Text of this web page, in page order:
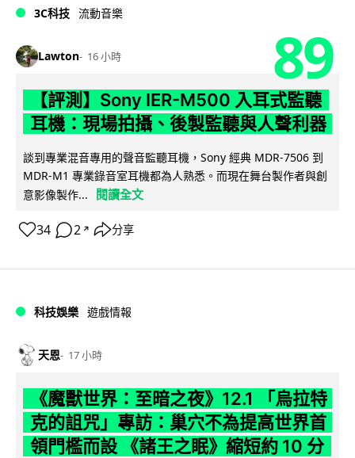
3C科技 流動音樂
Lawton 16 小時 89
【評測】Sony IER-M500 入耳式監聽
耳機：現場拍攝、後製監聽與人聲利器
談到專業混音專用的聲音監聽耳機，Sony 經典 MDR-7506 到
MDR-M1 專業錄音室耳機都為人熟悉。而現在舞台製作者與創
意影像製作...
閱讀全文
34 2 ↗ 分享
科技娛樂 遊戲情報
天恩 17 小時
《魔獸世界：至暗之夜》12.1 「烏拉特
克的詛咒」專訪：巢穴不為提高世界首
領門檻而設 《諸王之眠》縮短約 10 分